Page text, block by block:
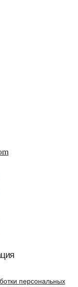
персональных